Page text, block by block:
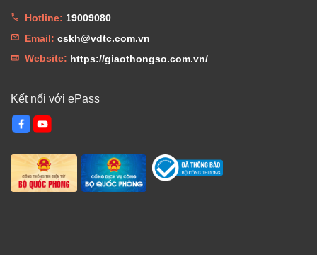
Hotline: 19009080
Email: cskh@vdtc.com.vn
Website: https://giaothongso.com.vn/
Kết nối với ePass